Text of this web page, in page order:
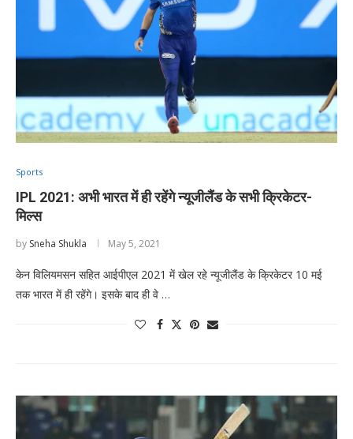
Sports
IPL 2021: अभी भारत में ही रहेंगे न्यूजीलैंड के सभी क्रिकेटर-
मिल्स
by Sneha Shukla May 5, 2021
केन विलियमसन सहित आईपीएल 2021 में खेल रहे न्यूजीलैंड के क्रिकेटर 10 मई
तक भारत में ही रहेंगे। इसके बाद ही वे …